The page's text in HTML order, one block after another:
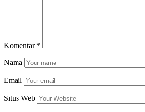
Komentar *
Nama
Email
Situs Web